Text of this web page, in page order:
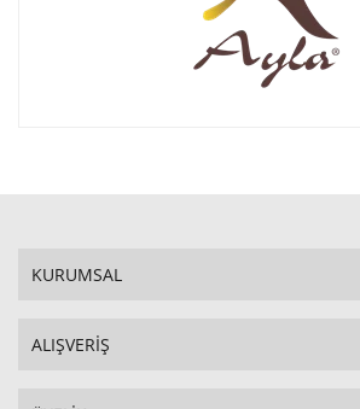
KURUMSAL
ALIŞVERİŞ